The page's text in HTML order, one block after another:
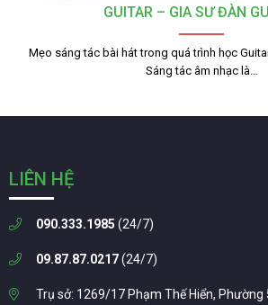
GUITAR – GIA SƯ ĐÀN
Mẹo sáng tác bài hát trong quá trình học
Sáng tác âm nhạc là…
LIÊN HỆ
090.333.1985 (24/7)
09.87.87.0217(24/7)
Trụ sở: 1269/17 Phạm Thế Hiển, Phường